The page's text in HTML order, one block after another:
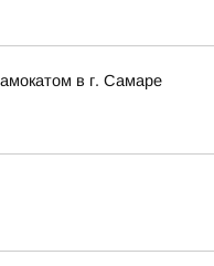
в г. Самаре